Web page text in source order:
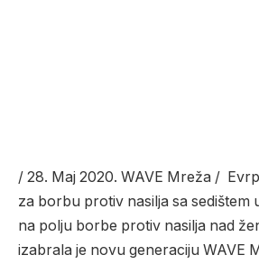
/ 28. Maj 2020. WAVE Mreža /
za borbu protiv nasilja sa sedištem
na polju borbe protiv nasilja nad
izabrala je novu generaciju WAVE